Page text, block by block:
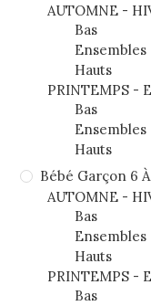
AUTOMNE -
Bas
Ensembles
Hauts
PRINTEMPS -
Bas
Ensembles
Hauts
Bébé Garçon 6
AUTOMNE -
Bas
Ensembles
Hauts
PRINTEMPS -
Bas